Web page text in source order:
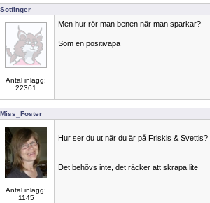
Sotfinger
Antal inlägg:
22361
Men hur rör man benen när man sparkar?
Som en positivapa
Miss_Foster
Antal inlägg:
1145
Hur ser du ut när du är på Friskis & Svettis?
Det behövs inte, det räcker att skrapa lite